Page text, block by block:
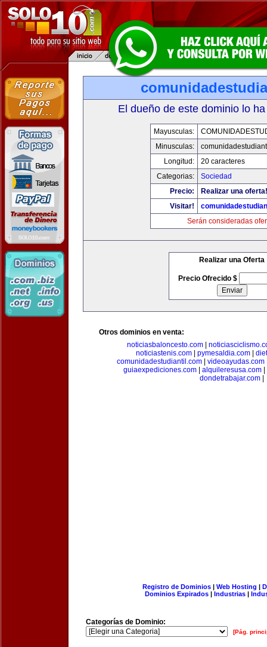
El dueño de este dominio lo
Mayusculas:
Minusculas:
Longitud:
20 caracteres
Categorias:
Sociedad
Precio:
Realizar una oferta!
Visitar!
Serán consideradas
Realizar una Oferta
Precio Ofrecido $
Otros dominios en venta:
noticiasbaloncesto.com
noticiastenis.com
pymesaldia.com
comunidadestudiantil.com| videoayudas.com
guiaexpediciones.com| alquileresusa.com|
dondetrabajar.com
Registro de Dominios| Web Hosting |
Dominios Expirados | Industrias |
Categorías de Dominio:
[Pág.